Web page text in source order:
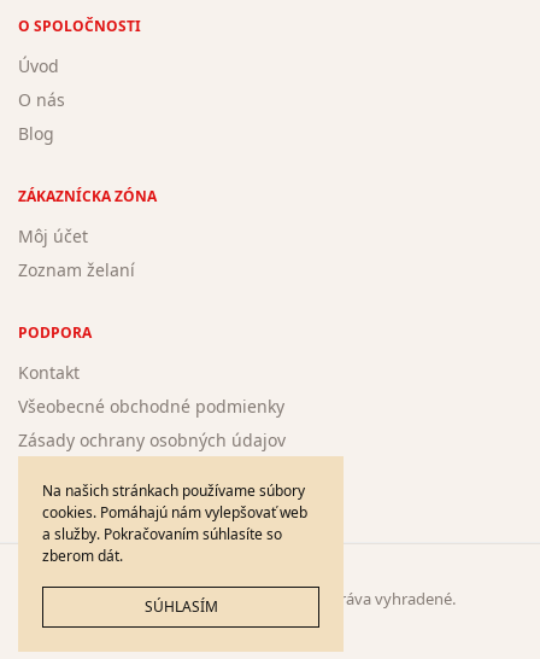
O SPOLOČNOSTI
Úvod
O nás
Blog
ZÁKAZNÍCKA ZÓNA
Môj účet
Zoznam želaní
PODPORA
Kontakt
Všeobecné obchodné podmienky
Zásady ochrany osobných údajov
© 2005 - 2026DieloPlus.sk . Všetky práva vyhradené.
Na našich stránkach používame súbory
cookies. Pomáhajú nám vylepšovať web
a služby. Pokračovaním súhlasíte so
zberom dát.
SÚHLASÍM